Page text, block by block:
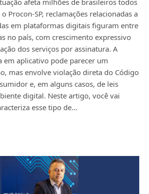
Procon-SP, reclamações relacionadas a
em plataformas digitais figuram entre
no país, com crescimento expressivo
dos serviços por assinatura. A
em aplicativo pode parecer um
mas envolve violação direta do Código
e, em alguns casos, de leis
digital. Neste artigo, você vai
esse tipo de…